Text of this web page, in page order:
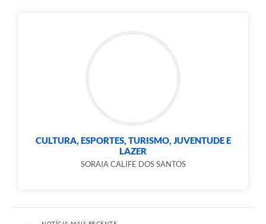
CULTURA, ESPORTES, TURISMO, JUVENTUDE E
LAZER
SORAIA CALIFE DOS SANTOS